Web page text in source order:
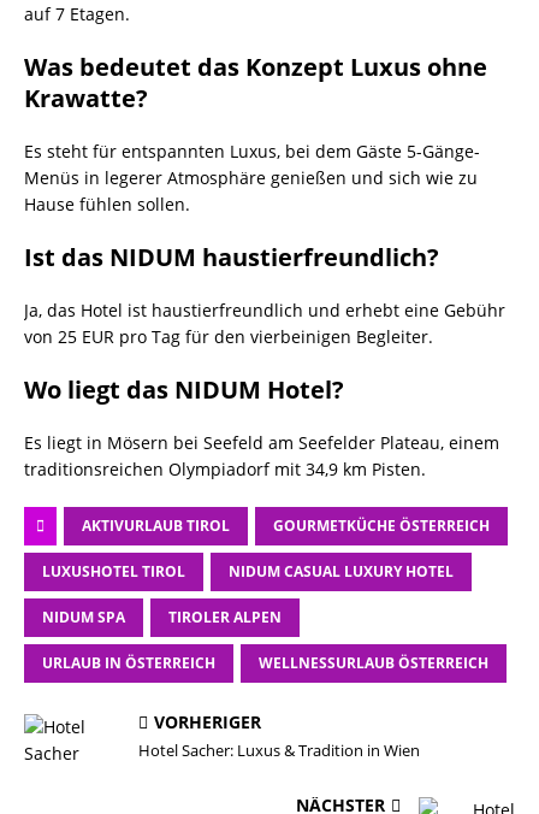
auf 7 Etagen.
Was bedeutet das Konzept Luxus ohne
Krawatte?
Es steht für entspannten Luxus, bei dem Gäste 5-Gänge-
Menüs in legerer Atmosphäre genießen und sich wie zu
Hause fühlen sollen.
Ist das NIDUM haustierfreundlich?
Ja, das Hotel ist haustierfreundlich und erhebt eine Gebühr
von 25 EUR pro Tag für den vierbeinigen Begleiter.
Wo liegt das NIDUM Hotel?
Es liegt in Mösern bei Seefeld am Seefelder Plateau, einem
traditionsreichen Olympiadorf mit 34,9 km Pisten.
AKTIVURLAUB TIROL GOURMETKÜCHE ÖSTERREICH
LUXUSHOTEL TIROL NIDUM CASUAL LUXURY HOTEL
NIDUM SPA TIROLER ALPEN
URLAUB IN ÖSTERREICH WELLNESSURLAUB ÖSTERREICH
VORHERIGER
Hotel Sacher: Luxus & Tradition in Wien
NÄCHSTER